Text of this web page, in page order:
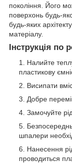
покоління. Його
поверхонь будь-
будь-яких
матеріалу.
Інструкція по
Налийте
пластикову
Висипати
Добре
Замочуйте
шпалери
Нанесення
проводиться